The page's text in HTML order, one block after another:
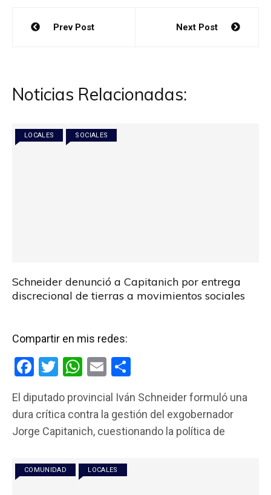
Navegación
Prev Post Next Post
Noticias Relacionadas:
LOCALES SOCIALES
Schneider denunció a Capitanich por entrega
discrecional de tierras a movimientos sociales
Compartir en mis redes:
F
ce
b
o
k
T
tt
er
W
at
s
A
p
p
E
ail m
p
El diputado provincial Iván Schneider formuló una
dura crítica contra la gestión del exgobernador
Jorge Capitanich, cuestionando la política de
COMUNIDAD LOCALES